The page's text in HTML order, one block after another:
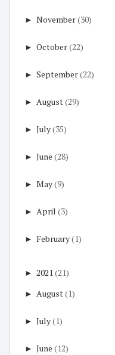
► November(30)
► October(22)
► September(22)
► August(29)
► July(35)
► June (28)
► May(9)
► April (3)
► February(1)
► 2021 (21)
► August(1)
► July(1)
► June (12)